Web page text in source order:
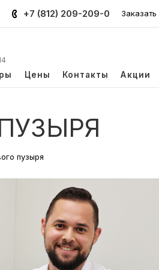
+7 (812) 209-209-0
Цены Контакты Акции
пузыря